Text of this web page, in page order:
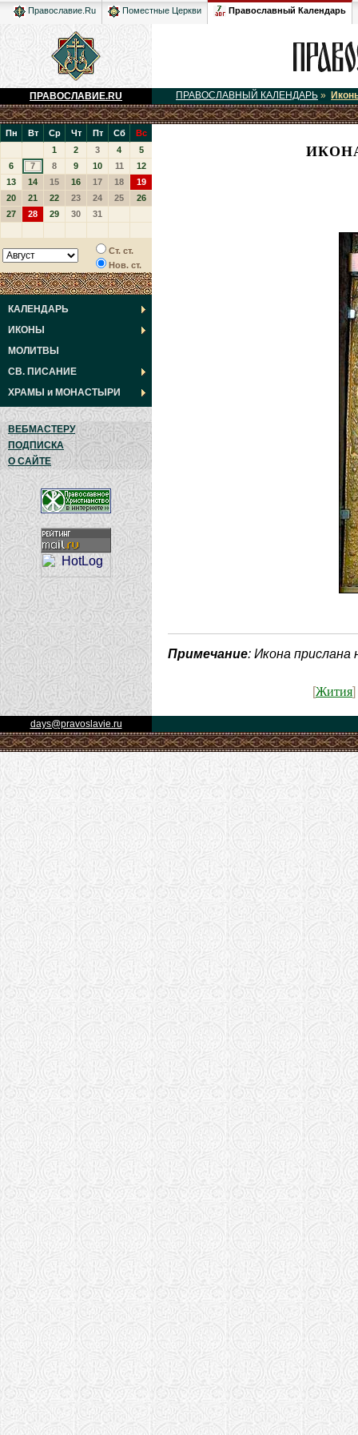
Православие.Ru Поместные Церкви Православный Календарь
ПРАВОСЛАВИЕ.RU ПРАВОСЛАВНЫЙ КАЛЕНДАРЬ »
Пн Вт Ср Чт Пт Сб
Вс
1
2 3 4
5
6
7 8 9 10 11
12
13
14 15 16 17 18
19
20
21 22 23 24 25
26
27
28 29 30 31
Ст. ст.
Нов. ст.
КАЛЕНДАРЬ
ИКОНЫ
МОЛИТВЫ
СВ. ПИСАНИЕ
ХРАМЫ и МОНАСТЫРИ
ВЕБМАСТЕРУ
ПОДПИСКА
О САЙТЕ
Примечание: Икона
[Жития
days@pravoslavie.ru